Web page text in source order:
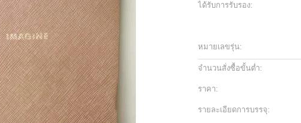
ได้รับการรับรอง:
หมายเลขรุ่น:
จำนวนสั่งซื้อขั้นต่ำ:
ราคา:
รายละเอียดการบรรจุ: